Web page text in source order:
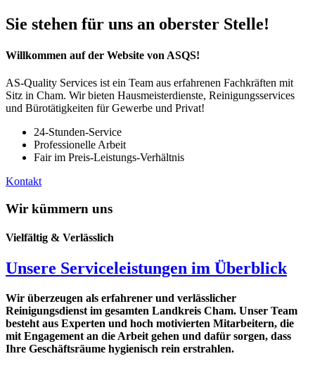
Sie stehen für uns an oberster Stelle!
Willkommen auf der Website von ASQS!
AS-Quality Services ist ein Team aus erfahrenen Fachkräften mit
Sitz in Cham. Wir bieten Hausmeisterdienste, Reinigungsservices
und Bürotätigkeiten für Gewerbe und Privat!
24-Stunden-Service
Professionelle Arbeit
Fair im Preis-Leistungs-Verhältnis
Kontakt
Wir kümmern uns
Vielfältig & Verlässlich
Unsere Serviceleistungen im Überblick
Wir überzeugen als erfahrener und verlässlicher
Reinigungsdienst im gesamten Landkreis Cham. Unser Team
besteht aus Experten und hoch motivierten Mitarbeitern, die
mit Engagement an die Arbeit gehen und dafür sorgen, dass
Ihre Geschäftsräume hygienisch rein erstrahlen.